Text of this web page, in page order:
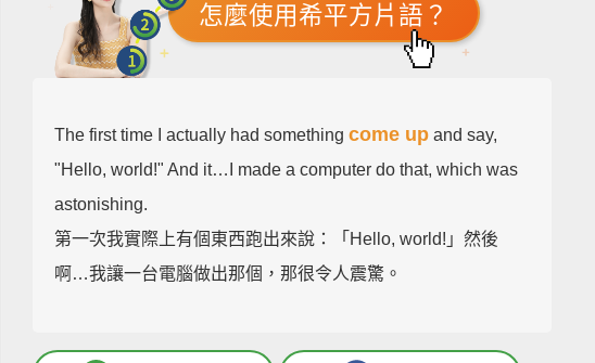
怎麼使用希平方片語？
The first time I actually had somethingcome up and say,
"Hello, world!" And it…I made a computer do that, which was
astonishing.
第一次我實際上有個東西跑出來說：「Hello, world!」然後
啊…我讓一台電腦做出那個，那很令人震驚。